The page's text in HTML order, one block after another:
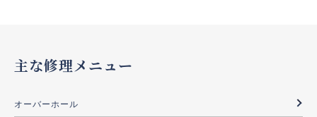
主な修理メニュー
オーバーホール